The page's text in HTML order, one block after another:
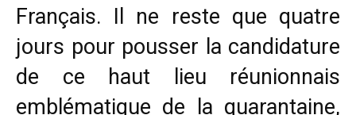
Français. Il ne reste que quatre
jours pour pousser la candidature
de ce haut lieu réunionnais
emblématique de la quarantaine,